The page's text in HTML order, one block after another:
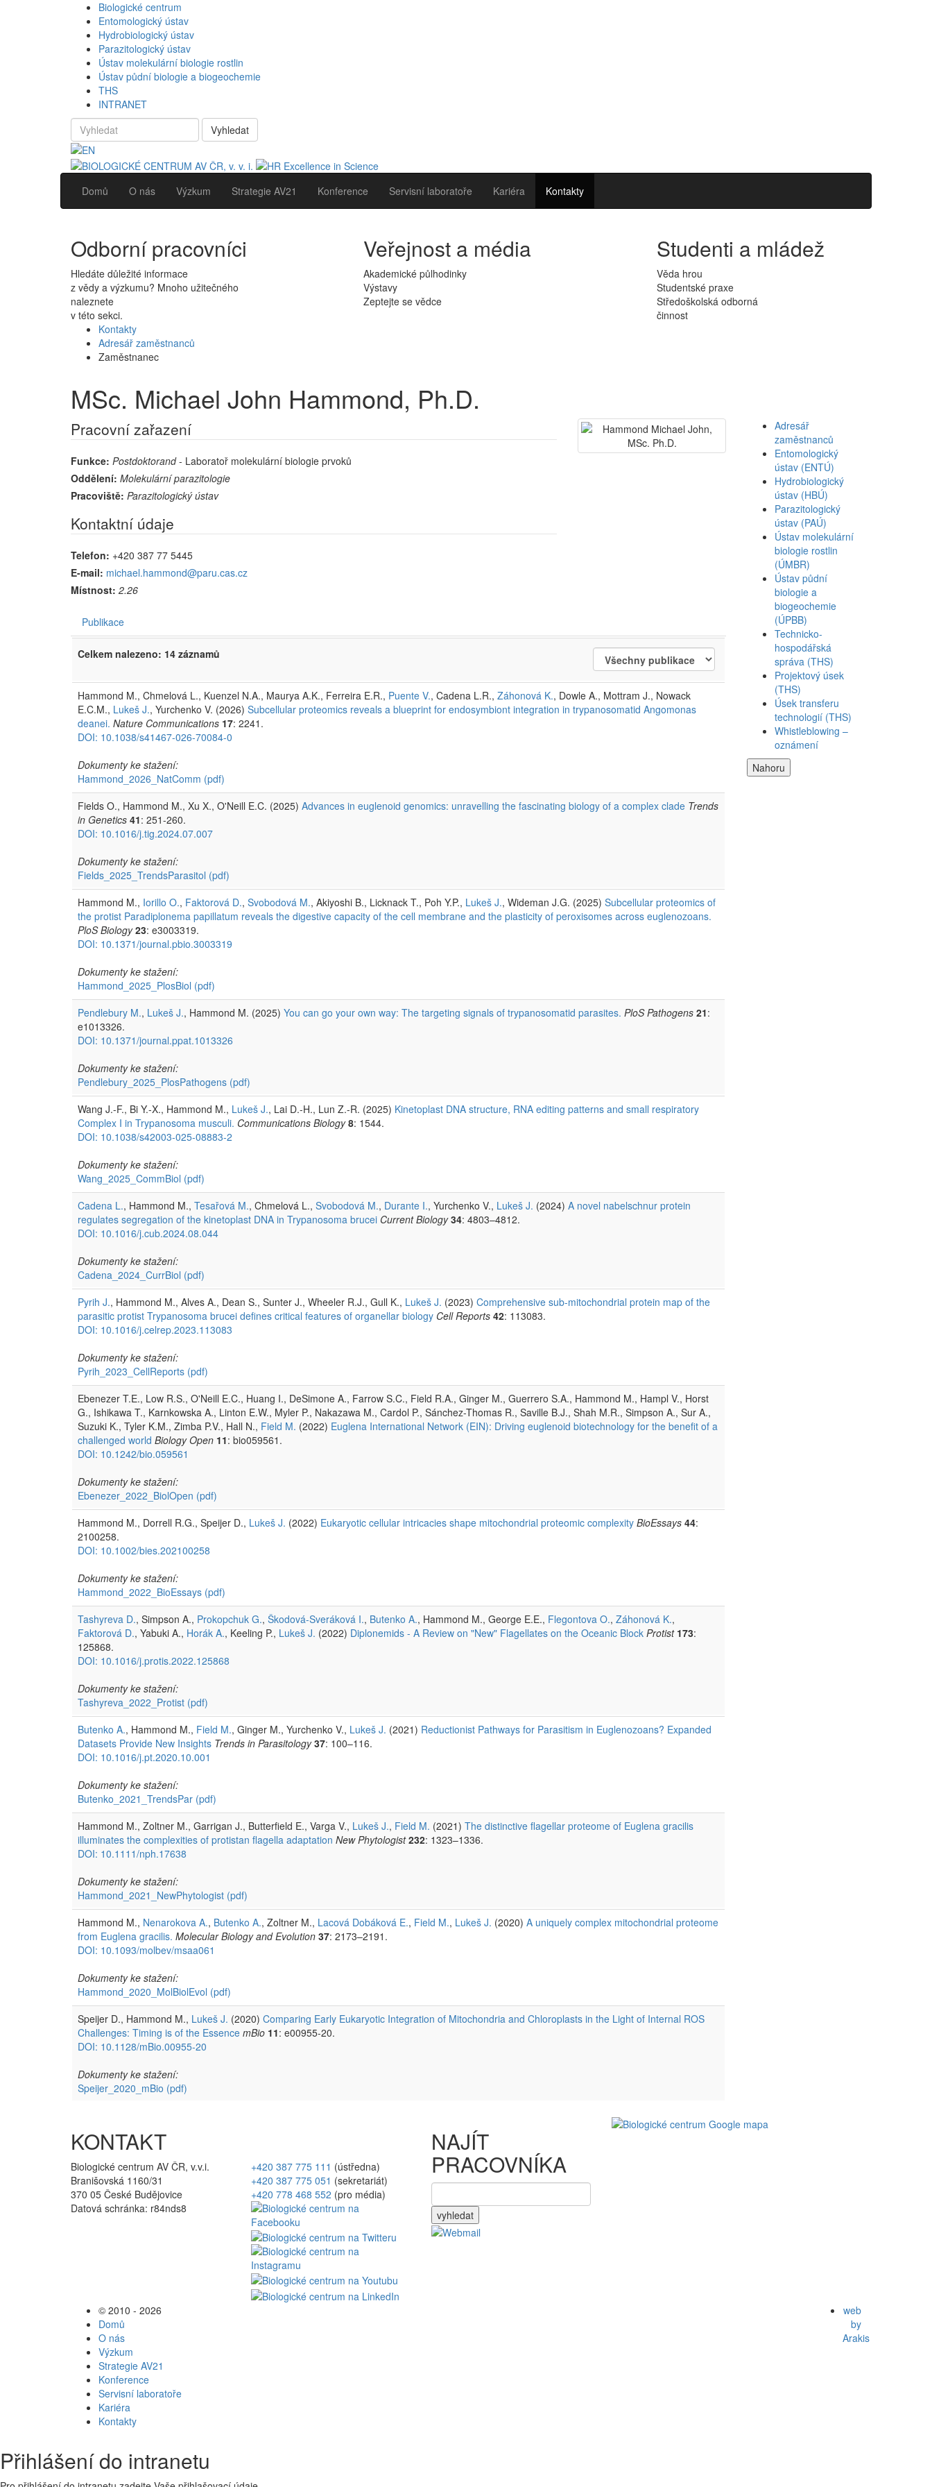
Biologické centrum
Entomologický ústav
Hydrobiologický ústav
Parazitologický ústav
Ústav molekulární biologie rostlin
Ústav půdní biologie a biogeochemie
THS
INTRANET
Vyhledat
Domů O nás Výzkum Strategie AV21 Konference Servisní laboratoře Kariéra Kontakty
Odborní pracovníci
Hledáte důležité informace
z vědy a výzkumu? Mnoho užitečného
naleznete
v této sekci.
Veřejnost a média
Akademické půlhodinky
Výstavy
Zeptejte se vědce
Studenti a mládež
Věda hrou
Studentské praxe
Středoškolská odborná
činnost
Kontakty
Adresář zaměstnanců
Zaměstnanec
MSc. Michael John Hammond, Ph.D.
Pracovní zařazení
Funkce: Postdoktorand- Laboratoř molekulární biologie prvoků
Oddělení: Molekulární parazitologie
Pracoviště: Parazitologický ústav
Kontaktní údaje
Telefon: +420 387 77 5445
E-mail: michael.hammond@paru.cas.cz
Místnost: 2.26
Publikace
Celkem nalezeno: 14 záznamů
Hammond M., Chmelová L., Kuenzel N.A., Maurya A.K., Ferreira E.R., Puente V., Cadena L.R., Záhonová K., Dowle A., Mottram J., Nowack
E.C.M., Lukeš J., Yurchenko V. (2026) Subcellular proteomics reveals a blueprint for endosymbiont integration in trypanosomatid Angomonas
deanei. Nature Communications 17: 2241.
DOI: 10.1038/s41467-026-70084-0
Dokumenty ke stažení:
Hammond_2026_NatComm (pdf)
Fields O., Hammond M., Xu X., O'Neill E.C. (2025) Advances in euglenoid genomics: unravelling the fascinating biology of a complex clade Trends
in Genetics 41: 251-260.
DOI: 10.1016/j.tig.2024.07.007
Dokumenty ke stažení:
Fields_2025_TrendsParasitol (pdf)
Hammond M., Iorillo O., Faktorová D., Svobodová M., Akiyoshi B., Licknack T., Poh Y.P., Lukeš J., Wideman J.G. (2025) Subcellular proteomics of
the protist Paradiplonema papillatum reveals the digestive capacity of the cell membrane and the plasticity of peroxisomes across euglenozoans.
PloS Biology 23: e3003319.
DOI: 10.1371/journal.pbio.3003319
Dokumenty ke stažení:
Hammond_2025_PlosBiol (pdf)
Pendlebury M., Lukeš J., Hammond M. (2025) You can go your own way: The targeting signals of trypanosomatid parasites. PloS Pathogens 21:
e1013326.
DOI: 10.1371/journal.ppat.1013326
Dokumenty ke stažení:
Pendlebury_2025_PlosPathogens (pdf)
Wang J.-F., Bi Y.-X., Hammond M., Lukeš J., Lai D.-H., Lun Z.-R. (2025) Kinetoplast DNA structure, RNA editing patterns and small respiratory
Complex I in Trypanosoma musculi. Communications Biology 8: 1544.
DOI: 10.1038/s42003-025-08883-2
Dokumenty ke stažení:
Wang_2025_CommBiol (pdf)
Cadena L., Hammond M., Tesařová M., Chmelová L., Svobodová M., Durante I., Yurchenko V., Lukeš J. (2024) A novel nabelschnur protein
regulates segregation of the kinetoplast DNA in Trypanosoma brucei Current Biology 34: 4803–4812.
DOI: 10.1016/j.cub.2024.08.044
Dokumenty ke stažení:
Cadena_2024_CurrBiol (pdf)
Pyrih J., Hammond M., Alves A., Dean S., Sunter J., Wheeler R.J., Gull K., Lukeš J. (2023) Comprehensive sub-mitochondrial protein map of the
parasitic protist Trypanosoma brucei defines critical features of organellar biology Cell Reports 42: 113083.
DOI: 10.1016/j.celrep.2023.113083
Dokumenty ke stažení:
Pyrih_2023_CellReports (pdf)
Ebenezer T.E., Low R.S., O'Neill E.C., Huang I., DeSimone A., Farrow S.C., Field R.A., Ginger M., Guerrero S.A., Hammond M., Hampl V., Horst
G., Ishikawa T., Karnkowska A., Linton E.W., Myler P., Nakazawa M., Cardol P., Sánchez-Thomas R., Saville B.J., Shah M.R., Simpson A., Sur A.,
Suzuki K., Tyler K.M., Zimba P.V., Hall N., Field M. (2022) Euglena International Network (EIN): Driving euglenoid biotechnology for the benefit of a
challenged world Biology Open 11: bio059561.
DOI: 10.1242/bio.059561
Dokumenty ke stažení:
Ebenezer_2022_BiolOpen (pdf)
Hammond M., Dorrell R.G., Speijer D., Lukeš J. (2022) Eukaryotic cellular intricacies shape mitochondrial proteomic complexity BioEssays 44:
2100258.
DOI: 10.1002/bies.202100258
Dokumenty ke stažení:
Hammond_2022_BioEssays (pdf)
Tashyreva D., Simpson A., Prokopchuk G., Škodová-Sveráková I., Butenko A., Hammond M., George E.E., Flegontova O., Záhonová K.,
Faktorová D., Yabuki A., Horák A., Keeling P., Lukeš J. (2022) Diplonemids - A Review on "New" Flagellates on the Oceanic Block Protist 173:
125868.
DOI: 10.1016/j.protis.2022.125868
Dokumenty ke stažení:
Tashyreva_2022_Protist (pdf)
Butenko A., Hammond M., Field M., Ginger M., Yurchenko V., Lukeš J. (2021) Reductionist Pathways for Parasitism in Euglenozoans? Expanded
Datasets Provide New Insights Trends in Parasitology 37: 100–116.
DOI: 10.1016/j.pt.2020.10.001
Dokumenty ke stažení:
Butenko_2021_TrendsPar (pdf)
Hammond M., Zoltner M., Garrigan J., Butterfield E., Varga V., Lukeš J., Field M. (2021) The distinctive flagellar proteome of Euglena gracilis
illuminates the complexities of protistan flagella adaptation New Phytologist 232: 1323–1336.
DOI: 10.1111/nph.17638
Dokumenty ke stažení:
Hammond_2021_NewPhytologist (pdf)
Hammond M., Nenarokova A., Butenko A., Zoltner M., Lacová Dobáková E., Field M., Lukeš J. (2020) A uniquely complex mitochondrial proteome
from Euglena gracilis. Molecular Biology and Evolution 37: 2173–2191.
DOI: 10.1093/molbev/msaa061
Dokumenty ke stažení:
Hammond_2020_MolBiolEvol (pdf)
Speijer D., Hammond M., Lukeš J. (2020) Comparing Early Eukaryotic Integration of Mitochondria and Chloroplasts in the Light of Internal ROS
Challenges: Timing is of the Essence mBio 11: e00955-20.
DOI: 10.1128/mBio.00955-20
Dokumenty ke stažení:
Speijer_2020_mBio (pdf)
Adresář
zaměstnanců
Entomologický
ústav (ENTÚ)
Hydrobiologický
ústav (HBÚ)
Parazitologický
ústav (PAÚ)
Ústav molekulární
biologie rostlin
(ÚMBR)
Ústav půdní
biologie a
biogeochemie
(ÚPBB)
Technicko-
hospodářská
správa (THS)
Projektový úsek
(THS)
Úsek transferu
technologií (THS)
Whistleblowing –
oznámení
Nahoru
KONTAKT
Biologické centrum AV ČR, v.v.i.
Branišovská 1160/31
370 05 České Budějovice
Datová schránka: r84nds8
+420 387 775 111 (ústředna)
+420 387 775 051 (sekretariát)
+420 778 468 552 (pro média)
NAJÍT
PRACOVNÍKA
vyhledat
© 2010 - 2026
Domů
O nás
Výzkum
Strategie AV21
Konference
Servisní laboratoře
Kariéra
Kontakty
web
by
Arakis
Přihlášení do intranetu